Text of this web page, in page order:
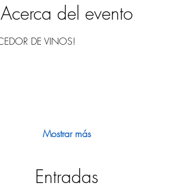
Acerca del evento
DE VINOS!
Mostrar más
Entradas